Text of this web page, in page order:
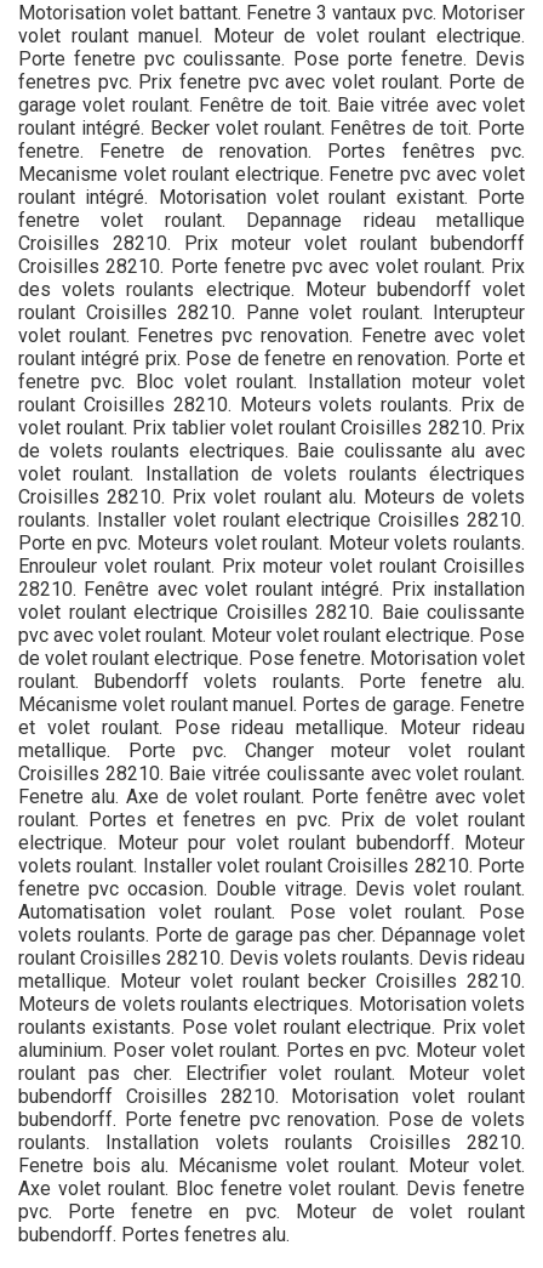
Motorisation volet battant. Fenetre 3 vantaux pvc. Motoriser
volet roulant manuel. Moteur de volet roulant electrique.
Porte fenetre pvc coulissante. Pose porte fenetre. Devis
fenetres pvc. Prix fenetre pvc avec volet roulant. Porte de
garage volet roulant. Fenêtre de toit. Baie vitrée avec volet
roulant intégré. Becker volet roulant. Fenêtres de toit. Porte
fenetre. Fenetre de renovation. Portes fenêtres pvc.
Mecanisme volet roulant electrique. Fenetre pvc avec volet
roulant intégré. Motorisation volet roulant existant. Porte
fenetre volet roulant. Depannage rideau metallique
Croisilles 28210. Prix moteur volet roulant bubendorff
Croisilles 28210. Porte fenetre pvc avec volet roulant. Prix
des volets roulants electrique. Moteur bubendorff volet
roulant Croisilles 28210. Panne volet roulant. Interupteur
volet roulant. Fenetres pvc renovation. Fenetre avec volet
roulant intégré prix. Pose de fenetre en renovation. Porte et
fenetre pvc. Bloc volet roulant. Installation moteur volet
roulant Croisilles 28210. Moteurs volets roulants. Prix de
volet roulant. Prix tablier volet roulant Croisilles 28210. Prix
de volets roulants electriques. Baie coulissante alu avec
volet roulant. Installation de volets roulants électriques
Croisilles 28210. Prix volet roulant alu. Moteurs de volets
roulants. Installer volet roulant electrique Croisilles 28210.
Porte en pvc. Moteurs volet roulant. Moteur volets roulants.
Enrouleur volet roulant. Prix moteur volet roulant Croisilles
28210. Fenêtre avec volet roulant intégré. Prix installation
volet roulant electrique Croisilles 28210. Baie coulissante
pvc avec volet roulant. Moteur volet roulant electrique. Pose
de volet roulant electrique. Pose fenetre. Motorisation volet
roulant. Bubendorff volets roulants. Porte fenetre alu.
Mécanisme volet roulant manuel. Portes de garage. Fenetre
et volet roulant. Pose rideau metallique. Moteur rideau
metallique. Porte pvc. Changer moteur volet roulant
Croisilles 28210. Baie vitrée coulissante avec volet roulant.
Fenetre alu. Axe de volet roulant. Porte fenêtre avec volet
roulant. Portes et fenetres en pvc. Prix de volet roulant
electrique. Moteur pour volet roulant bubendorff. Moteur
volets roulant. Installer volet roulant Croisilles 28210. Porte
fenetre pvc occasion. Double vitrage. Devis volet roulant.
Automatisation volet roulant. Pose volet roulant. Pose
volets roulants. Porte de garage pas cher. Dépannage volet
roulant Croisilles 28210. Devis volets roulants. Devis rideau
metallique. Moteur volet roulant becker Croisilles 28210.
Moteurs de volets roulants electriques. Motorisation volets
roulants existants. Pose volet roulant electrique. Prix volet
aluminium. Poser volet roulant. Portes en pvc. Moteur volet
roulant pas cher. Electrifier volet roulant. Moteur volet
bubendorff Croisilles 28210. Motorisation volet roulant
bubendorff. Porte fenetre pvc renovation. Pose de volets
roulants. Installation volets roulants Croisilles 28210.
Fenetre bois alu. Mécanisme volet roulant. Moteur volet.
Axe volet roulant. Bloc fenetre volet roulant. Devis fenetre
pvc. Porte fenetre en pvc. Moteur de volet roulant
bubendorff. Portes fenetres alu.